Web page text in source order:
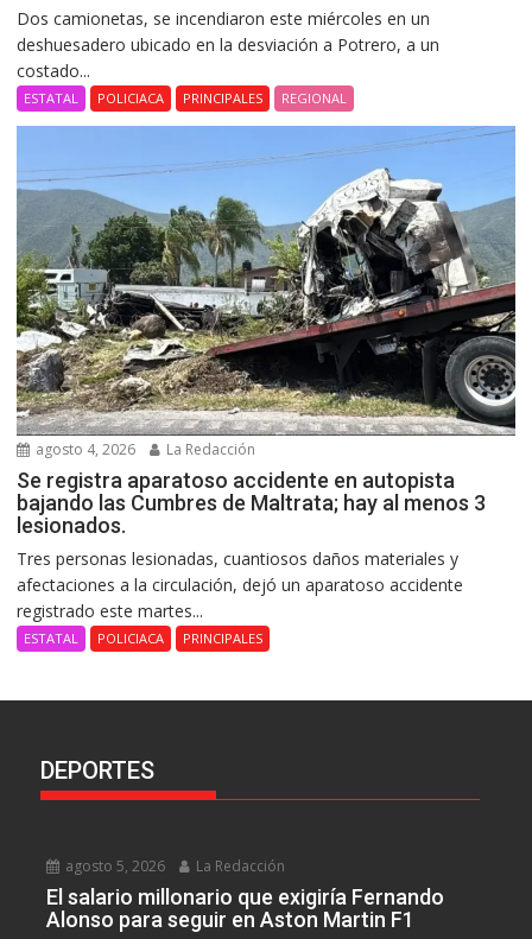
Dos camionetas, se incendiaron este miércoles en un
deshuesadero ubicado en la desviación a Potrero, a un
costado...
ESTATAL POLICIACA PRINCIPALES REGIONAL
agosto 4, 2026 La Redacción
Se registra aparatoso accidente en autopista
bajando las Cumbres de Maltrata; hay al menos 3
lesionados.
Tres personas lesionadas, cuantiosos daños materiales y
afectaciones a la circulación, dejó un aparatoso accidente
registrado este martes...
ESTATAL POLICIACA PRINCIPALES
DEPORTES
agosto 5, 2026 La Redacción
El salario millonario que exigiría Fernando
Alonso para seguir en Aston Martin F1